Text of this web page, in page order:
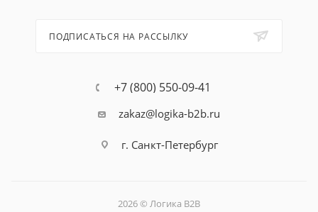
ПОДПИСАТЬСЯ НА РАССЫЛКУ
+7 (800) 550-09-41
zakaz@logika-b2b.ru
г. Санкт-Петербург
2026 © Логика B2B